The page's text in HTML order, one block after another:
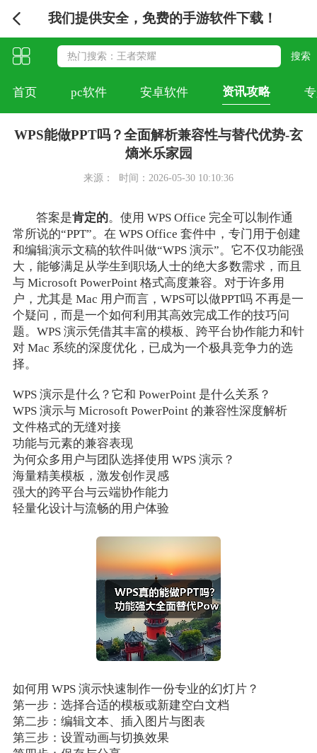
我们提供安全，免费的手游软件下载！
首页 pc软件 安卓软件 资讯攻略
WPS能做PPT吗？全面解析兼容性与替代优势-玄
熵米乐家园
来源： 时间：2026-05-30 10:10:36
答案是肯定的。使用 WPS Office 完全可以制作通
常所说的“PPT”。在 WPS Office 套件中，专门用于创建
和编辑演示文稿的软件叫做“WPS 演示”。它不仅功能强
大，能够满足从学生到职场人士的绝大多数需求，而且
与 Microsoft PowerPoint 格式高度兼容。对于许多用
户，尤其是 Mac 用户而言，WPS可以做PPT吗 不再是一
个疑问，而是一个如何利用其高效完成工作的技巧问
题。WPS 演示凭借其丰富的模板、跨平台协作能力和针
对 Mac 系统的深度优化，已成为一个极具竞争力的选
择。
WPS 演示是什么？它和 PowerPoint 是什么关系？
WPS 演示与 Microsoft PowerPoint 的兼容性深度解析
文件格式的无缝对接
功能与元素的兼容表现
为何众多用户与团队选择使用 WPS 演示？
海量精美模板，激发创作灵感
强大的跨平台与云端协作能力
轻量化设计与流畅的用户体验
如何用 WPS 演示快速制作一份专业的幻灯片？
第一步：选择合适的模板或新建空白文档
第二步：编辑文本、插入图片与图表
第三步：设置动画与切换效果